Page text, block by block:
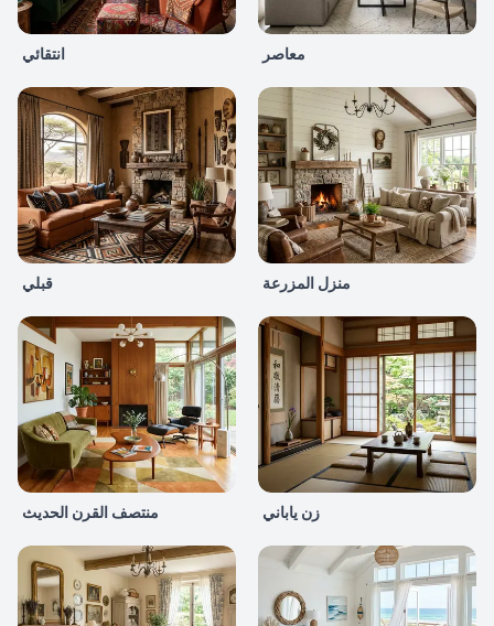
انتقائي معاصر
قبلي منزل المزرعة
منتصف القرن الحديث زن ياباني